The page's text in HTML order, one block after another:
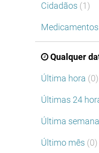
Cidadãos (1)
Qualquer
Última hora (0)
Últimas 24
Última semana
Último mês (0)